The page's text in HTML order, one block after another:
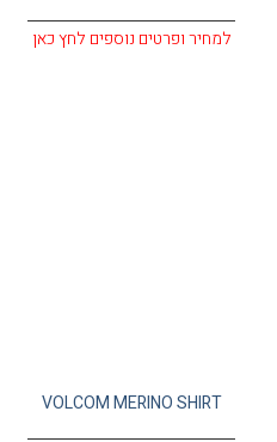
למחיר ופרטים נוספים לחץ כאן
VOLCOM MERINO SHIRT